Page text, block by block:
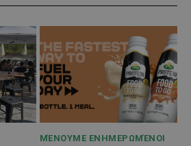
ΜΈΝΟΥΜΕ ΕΝΗΜΕΡΩΜΈΝΟΙ